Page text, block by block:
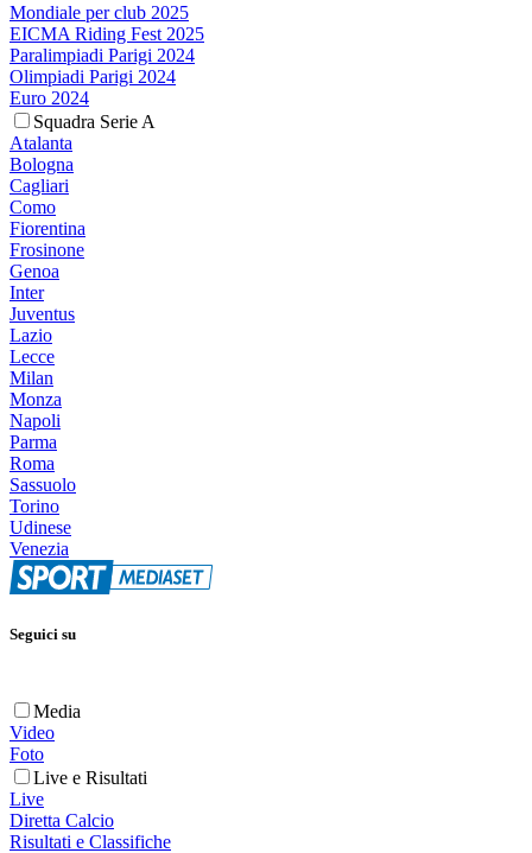
Mondiale per club 2025
EICMA Riding Fest 2025
Paralimpiadi Parigi 2024
Olimpiadi Parigi 2024
Euro 2024
Squadra Serie A
Atalanta
Bologna
Cagliari
Como
Fiorentina
Frosinone
Genoa
Inter
Juventus
Lazio
Lecce
Milan
Monza
Napoli
Parma
Roma
Sassuolo
Torino
Udinese
Venezia
Seguici su
Media
Video
Foto
Live e Risultati
Live
Diretta Calcio
Risultati e Classifiche